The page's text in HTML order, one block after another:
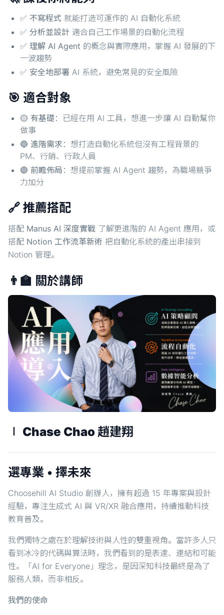
✅ 不寫程式 就能打造可運作的 AI 自動化系統
✅ 分析並設計 適合自己工作場景的自動化流程
✅ 理解 AI Agent 的概念與實際應用，掌握 AI 發展的下
一波趨勢
✅ 安全地部署 AI 系統，避免常見的安全風險
🎯 適合對象
🟡 有基礎 ：已經在用 AI 工具，想進一步讓 AI 自動幫你
做事
🔵 進階需求 ：想打造自動化系統但沒有工程背景的
PM、行銷、行政人員
🟣 前瞻佈局 ：想提前掌握 AI Agent 趨勢，為職場競爭
力加分
🔗 推薦搭配
搭配 Manus AI 深度實戰 了解更進階的 AI Agent 應用，或
搭配 Notion 工作流革新術 把自動化系統的產出串接到
Notion 管理。
👨‍🏫 關於講師
∣ Chase Chao 趙建翔
選專業 • 擇未來
Choosehill AI Studio 創辦人，擁有超過 15 年專案與設計
經驗，專注生成式 AI 與 VR/XR 融合應用，持續推動科技
教育普及。
我們獨特之處在於理解技術與人性的雙重視角。當許多人只
看到冰冷的代碼與算法時，我們看到的是表達、連結和可能
性。「AI for Everyone」理念，是因深知科技最終是為了
服務人類，而非相反。
我們的使命